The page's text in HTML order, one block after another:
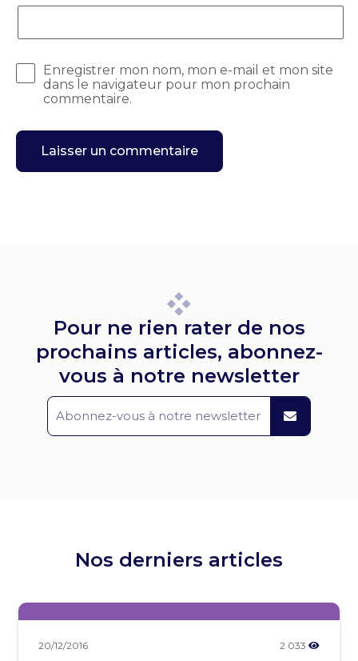
Enregistrer mon nom, mon e-mail et mon site
dans le navigateur pour mon prochain
commentaire.
Pour ne rien rater de nos
prochains articles, abonnez-
vous à notre newsletter
Nos derniers articles
20/12/2016 2 033